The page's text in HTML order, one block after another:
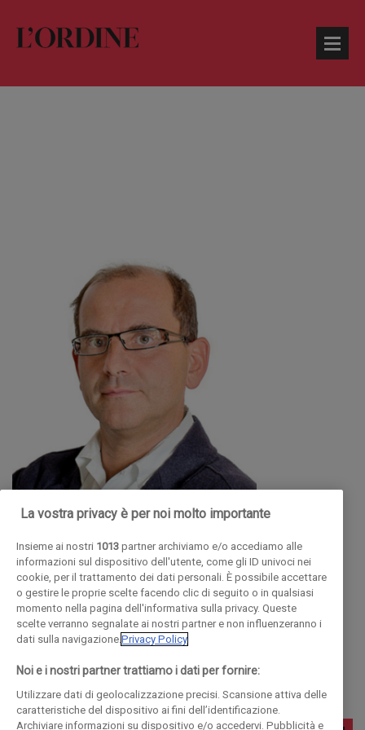
ALBERTO PELLAI
MEDICO
Psicoterapeuta, Alberto Pellai è medico e psicoterapeuta
delletà evolutiva Docente: Lavora come ricercatore al
dipartimento di Sanità Pubblica dellUniversità degli Studi di
Prevenzione
La vostra privacy è per noi molto importante
Insieme ai nostri 1013 partner archiviamo e/o accediamo alle
informazioni sul dispositivo dell'utente, come gli ID univoci nei
cookie, per il trattamento dei dati personali. È possibile accettare
o gestire le proprie scelte facendo clic di seguito o in qualsiasi
momento nella pagina dell'informativa sulla privacy. Queste
scelte verranno segnalate ai nostri partner e non influenzeranno i
dati sulla navigazione. Privacy Policy
Noi e i nostri partner trattiamo i dati per fornire:
Utilizzare dati di geolocalizzazione precisi. Scansione attiva delle
caratteristiche del dispositivo ai fini dell’identificazione.
Archiviare informazioni su dispositivo e/o accedervi. Pubblicità e